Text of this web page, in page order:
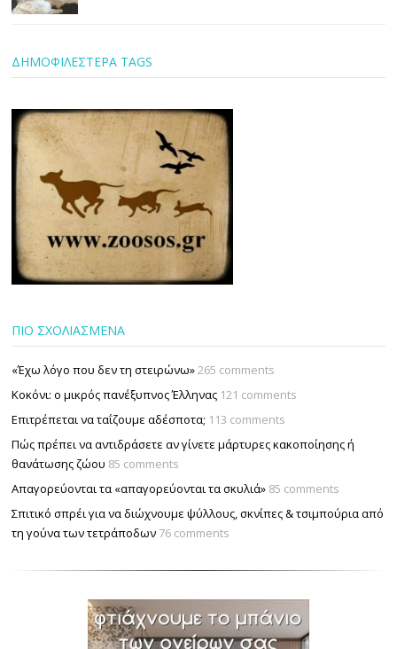
ΔΗΜΟΦΙΛΕΣΤΕΡΑ TAGS
ΠΙΟ ΣΧΟΛΙΑΣΜΕΝΑ
«Έχω λόγο που δεν τη στειρώνω»265 comments
Κοκόνι: ο μικρός πανέξυπνος Έλληνας 121 comments
Επιτρέπεται να ταΐζουµε αδέσποτα; 113 comments
Πώς πρέπει να αντιδράσετε αν γίνετε μάρτυρες κακοποίησης ή
θανάτωσης ζώου 85 comments
Απαγορεύονται τα «απαγορεύονται τα σκυλιά» 85 comments
Σπιτικό σπρέι για να διώχνουμε ψύλλους, σκνίπες & τσιμπούρια από
τη γούνα των τετράποδων 76 comments